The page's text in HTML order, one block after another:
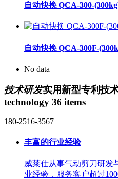
自动快换 QCA-300-
自动快换 QCA-300F-
No data
技术研发实用新型专利技
technology 36 items
180-2516-3567
丰富的行业经验
威莱仕从事气动剪刀研发
业经验，服务客户超过